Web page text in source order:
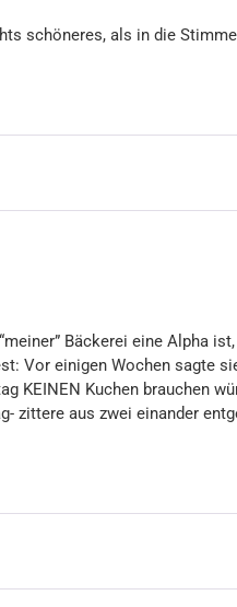
schöneres, als in die
Bäckerei eine Alpha
Vor einigen Wochen sagte
KEINEN Kuchen brauchen
zittere aus zwei einander